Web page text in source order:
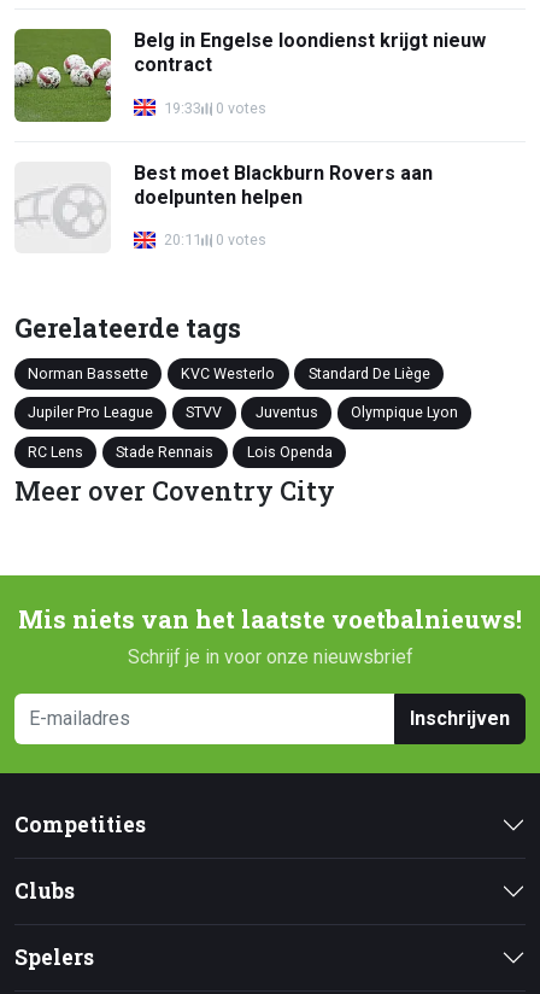
Belg in Engelse loondienst krijgt nieuw
contract
19:33 0 votes
Best moet Blackburn Rovers aan
doelpunten helpen
20:11 0 votes
Gerelateerde tags
Norman Bassette KVC Westerlo Standard De Liège
Jupiler Pro League STVV Juventus Olympique Lyon
RC Lens Stade Rennais Lois Openda
Meer over Coventry City
Mis niets van het laatste voetbalnieuws!
Schrijf je in voor onze nieuwsbrief
Inschrijven
Competities
Clubs
Spelers